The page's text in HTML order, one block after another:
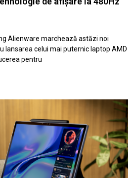
Alienware marchează astăzi noi
lansarea celui mai puternic laptop AMD
pentru